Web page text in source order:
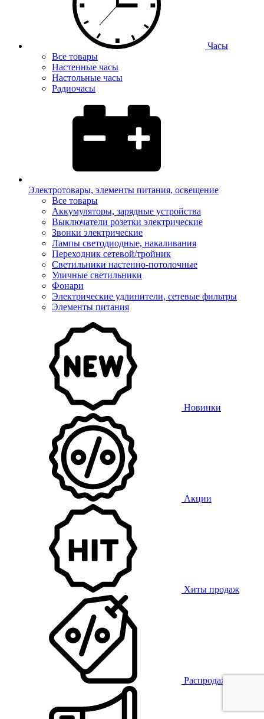
Часы
Все товары
Настенные часы
Настольные часы
Радиочасы
Электротовары, элементы питания, освещение
Все товары
Аккумуляторы, зарядные устройства
Выключатели розетки электрические
Звонки электрические
Лампы светодиодные, накаливания
Переходник сетевой/тройник
Светильники настенно-потолочные
Уличные светильники
Фонари
Электрические удлинители, сетевые фильтры
Элементы питания
Новинки
Акции
Хиты продаж
Распродажа